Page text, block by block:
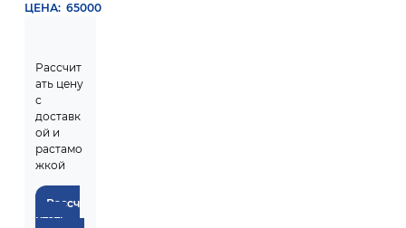
ЦЕНА 65000
Рассчит
ать цену
с
доставк
ой и
растамо
жкой
Рассч
итать